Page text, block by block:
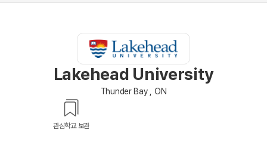
Lakehead University
Thunder Bay , ON
관심학교 보관